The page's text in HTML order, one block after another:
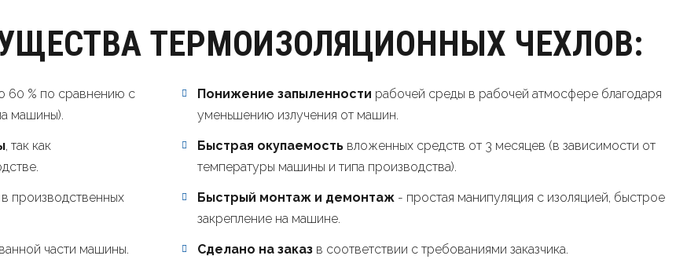
ТЕРМОИЗОЛЯЦИОННЫХ ЧEХЛOВ:
60 % по сравнению с
машины).
, так как
в производственных
части машины.
Понижение запыленности рабочей среды в рабочей атмосфере благодаря
уменьшению излучения от машин.
Быстрая окупаемость вложенных средств от 3 месяцев (в зависимости от
температуры машины и типа производства).
Быстрый монтаж и демонтаж - простая манипуляция с изоляцией, быстрое
закрепление на машине.
Сделано на заказ в соответствии с требованиями заказчика.